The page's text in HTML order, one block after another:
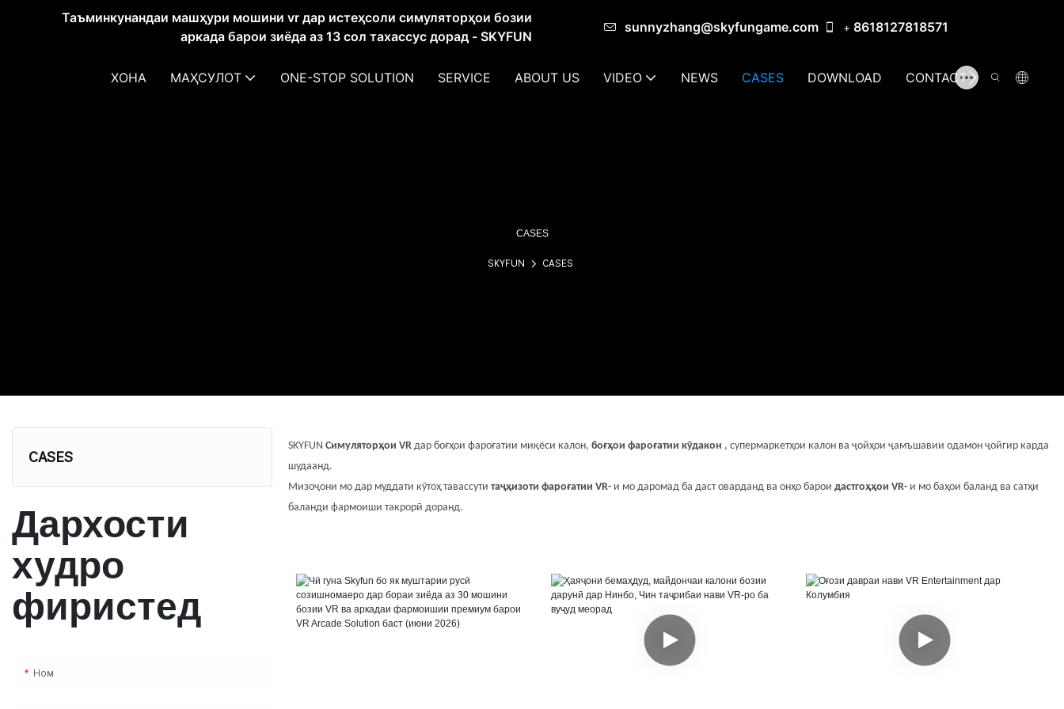
Таъминкунандаи машҳури мошини vr дар истеҳсоли симуляторҳои бозии
аркада барои зиёда аз 13 сол тахассус дорад - SKYFUN
sunnyzhang@skyfungame.com +8618127818571
ХОНА МАҲСУЛОТ ONE-STOP SOLUTION SERVICE ABOUT US VIDEO NEWS CASES DOWNLOAD CONTACT US
CASES
SKYFUN CASES
CASES
Дархости
худро
фиристед
Ном
SKYFUN Симуляторҳои VRдар боғҳои фароғатии миқёси калон, боғҳои фароғатии кӯдакон , супермаркетҳои калон ва ҷойҳои ҷамъшавии одамон ҷойгир карда
шудаанд.
Мизоҷони мо дар муддати кӯтоҳ тавассути таҷҳизоти фароғатии VR-и мо даромад ба даст оварданд ва онҳо барои дастгоҳҳои VR-и мо баҳои баланд ва сатҳи
баланди фармоиши такрорӣ доранд.